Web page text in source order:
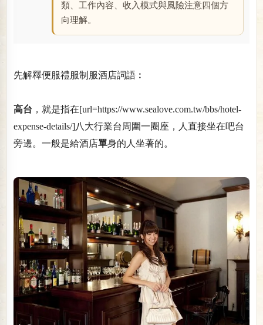
類、工作內容、收入模式與風險注意四個方
向理解。
先解釋便服禮服制服酒店詞語︰
高台 ，就是指在[url=https://www.sealove.com.tw/bbs/hotel-
expense-details/]八大行業台周圍一圈座，人直接坐在吧台
旁邊。一般是給酒店單身的人坐著的。